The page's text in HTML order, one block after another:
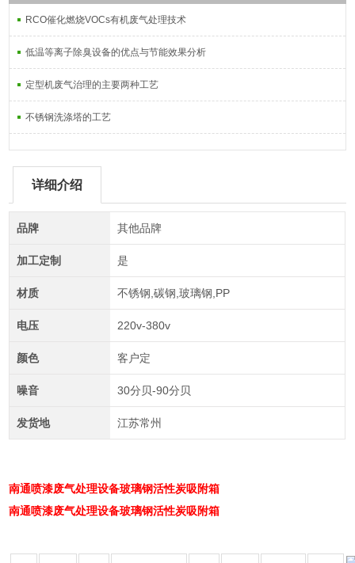
RCO催化燃烧VOCs有机废气处理技术
低温等离子除臭设备的优点与节能效果分析
定型机废气治理的主要两种工艺
不锈钢洗涤塔的工艺
详细介绍
品牌 其他品牌
加工定制 是
材质 不锈钢,碳钢,玻璃钢,PP
电压 220v-380v
颜色 客户定
噪音 30分贝-90分贝
发货地 江苏常州
南通喷漆废气处理设备玻璃钢活性炭吸附箱
南通喷漆废气处理设备玻璃钢活性炭吸附箱